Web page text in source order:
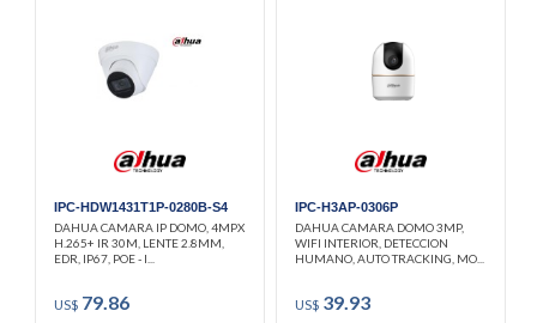
IPC-HDW1431T1P-0280B-S4
DAHUA CAMARA IP DOMO, 4MPX
H.265+ IR 30M, LENTE 2.8MM,
EDR, IP67, POE - I...
US$ 79.86
IPC-H3AP-0306P
DAHUA CAMARA DOMO 3MP,
WIFI INTERIOR, DETECCION
HUMANO, AUTO TRACKING, MO...
US$39.93